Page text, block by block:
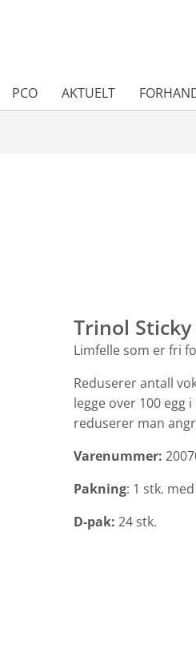
PCO AKTUELT
Trinol
Limfelle som er fri
Reduserer antall
legge over 100 egg i
reduserer man
Varenummer:
Pakning: 1 stk.
D-pak: 24 stk.